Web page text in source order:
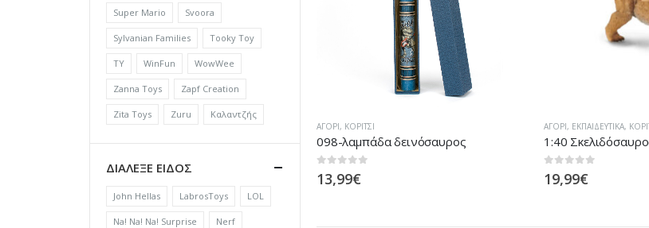
ΑΓΌΡΙ, ΚΟΡΊΤΣΙ
098-λαμπάδα δεινόσαυρος
0out of 5
13,99€
ΑΓΌΡΙ, ΕΚΠΑΙΔΕΥΤΙΚΆ,
1:40
0out of 5
19,99€
Super Mario Svoora
Sylvanian Families Tooky Toy
TY WinFun WowWee
Zanna Toys Zapf Creation
Zita Toys Zuru Καλαντζής
ΔΙΑΛΕΞΕ ΕΙΔΟΣ
John Hellas LabrosToys LOL
Na! Na! Na! Surprise Nerf